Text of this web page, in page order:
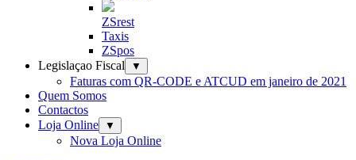
ZSrest
Taxis
ZSpos
Legislaçao Fiscal
▼
Faturas com QR-CODE e ATCUD em janeiro de 2021
Quem Somos
Contactos
Loja Online
▼
Nova Loja Online